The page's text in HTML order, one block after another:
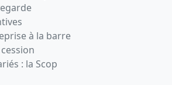
à la barre
: la Scop